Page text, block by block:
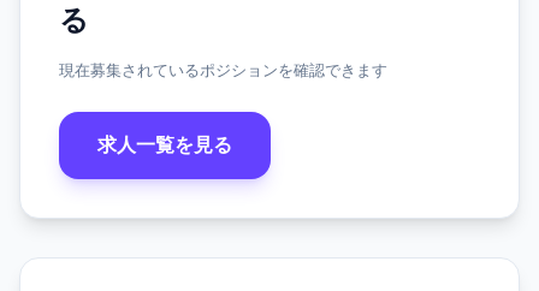
る
現在募集されているポジションを確認できます
求人一覧を見る